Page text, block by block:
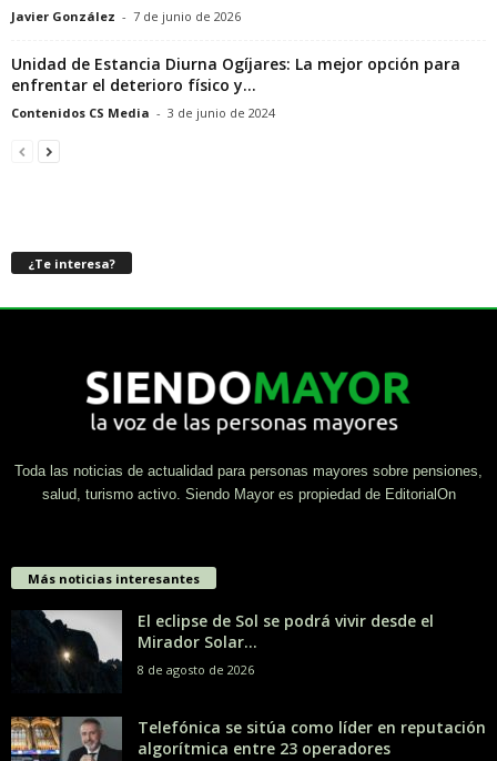
Javier González - 7 de junio de 2026
Unidad de Estancia Diurna Ogíjares: La mejor opción para
enfrentar el deterioro físico y...
Contenidos CS Media - 3 de junio de 2024
¿Te interesa?
Toda las noticias de actualidad para personas mayores sobre pensiones,
salud, turismo activo. Siendo Mayor es propiedad de EditorialOn
Más noticias interesantes
El eclipse de Sol se podrá vivir desde el
Mirador Solar...
8 de agosto de 2026
Telefónica se sitúa como líder en reputación
algorítmica entre 23 operadores